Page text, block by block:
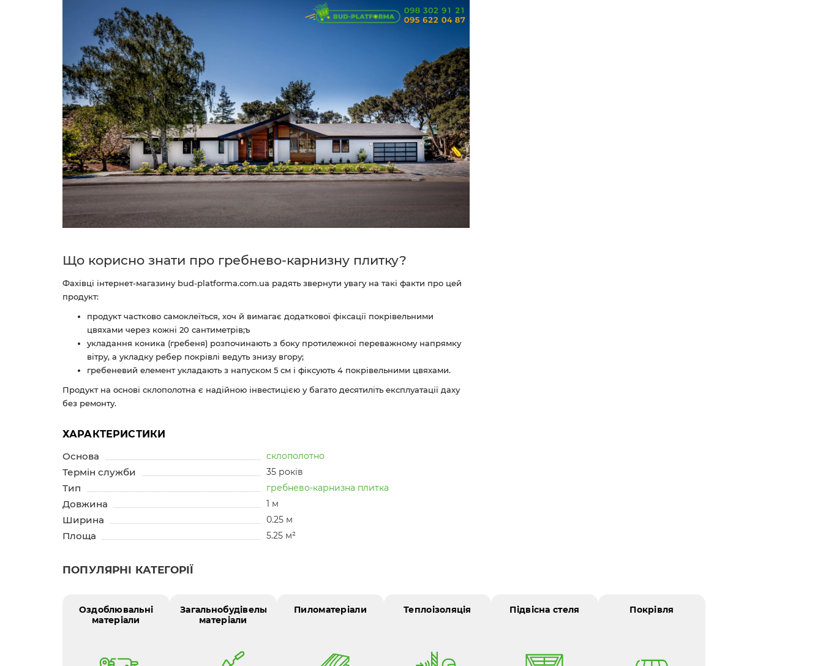
Що корисно знати про гребнево-карнизну плитку?
Фахівці інтернет-магазину bud-platforma.com.ua радять звернути увагу на такі факти про цей
продукт:
продукт частково самоклеїться, хоч й вимагає додаткової фіксації покрівельними
цвяхами через кожні 20 сантиметрів;ъ
укладання коника (гребеня) розпочинають з боку протилежної переважному напрямку
вітру, а укладку ребер покрівлі ведуть знизу вгору;
гребеневий елемент укладають з напуском 5 см і фіксують 4 покрівельними цвяхами.
Продукт на основі склополотна є надійною інвестицією у багато десятиліть експлуатації даху
без ремонту.
ХАРАКТЕРИСТИКИ
Основа
склополотно
Термін служби 35 років
Тип гребнево-карнизна плитка
Довжина 1 м
Ширина 0.25 м
Площа 5.25 м²
ПОПУЛЯРНІ КАТЕГОРІЇ
Оздоблювальні
матеріали
Загальнобудівельні
матеріали
Пиломатеріали Теплоізоляція Підвісна стеля Покрівля